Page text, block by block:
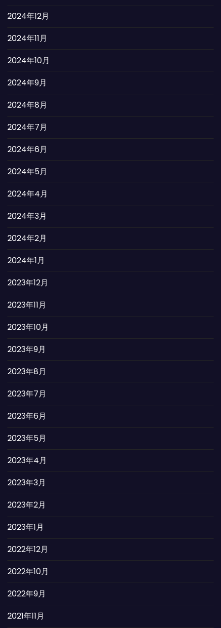
2024年12月
2024年11月
2024年10月
2024年9月
2024年8月
2024年7月
2024年6月
2024年5月
2024年4月
2024年3月
2024年2月
2024年1月
2023年12月
2023年11月
2023年10月
2023年9月
2023年8月
2023年7月
2023年6月
2023年5月
2023年4月
2023年3月
2023年2月
2023年1月
2022年12月
2022年10月
2022年9月
2021年11月